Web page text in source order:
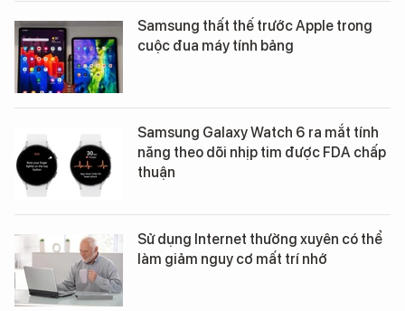
Samsung thất thế trước Apple trong
cuộc đua máy tính bảng
Samsung Galaxy Watch 6 ra mắt tính
năng theo dõi nhịp tim được FDA chấp
thuận
Sử dụng Internet thường xuyên có thể
làm giảm nguy cơ mất trí nhớ